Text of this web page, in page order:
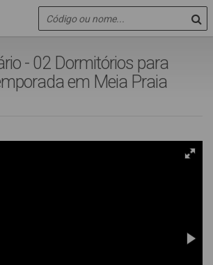
- 02 Dormitórios para
em Meia Praia